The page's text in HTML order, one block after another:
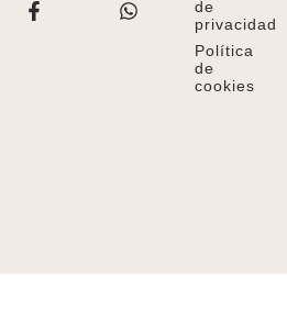
de
privacidad
Política
de
cookies